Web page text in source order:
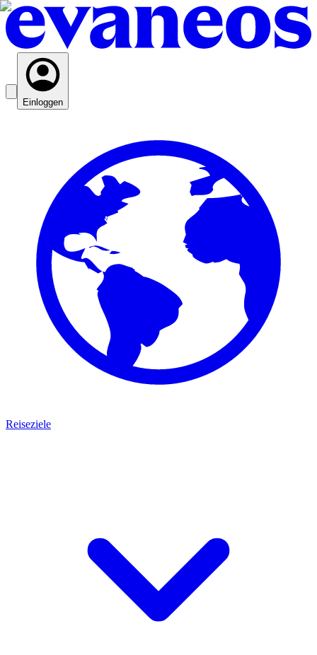
Einloggen
Reiseziele